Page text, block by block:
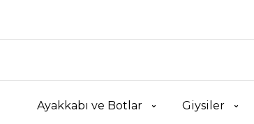
Ayakkabı ve Botlar Giysiler